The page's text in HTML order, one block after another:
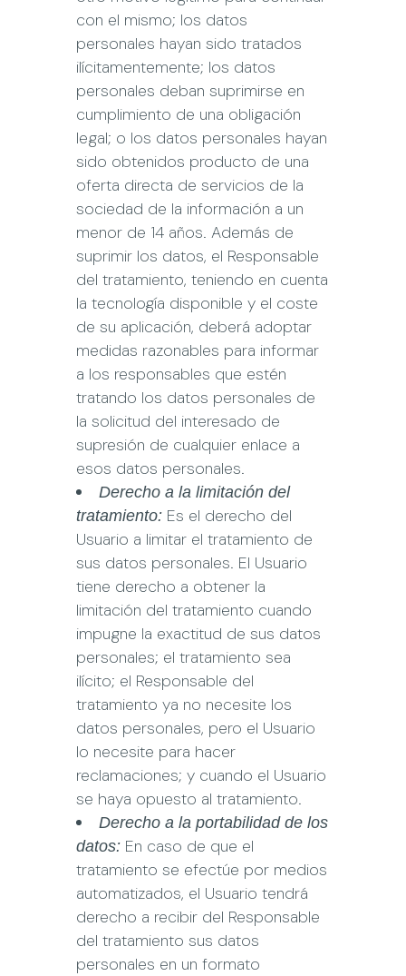
con el mismo; los datos
personales hayan sido tratados
ilícitamentemente; los datos
personales deban suprimirse en
cumplimiento de una obligación
legal; o los datos personales hayan
sido obtenidos producto de una
oferta directa de servicios de la
sociedad de la información a un
menor de 14 años. Además de
suprimir los datos, el Responsable
del tratamiento, teniendo en cuenta
la tecnología disponible y el coste
de su aplicación, deberá adoptar
medidas razonables para informar
a los responsables que estén
tratando los datos personales de
la solicitud del interesado de
supresión de cualquier enlace a
esos datos personales.
Derecho a la limitación del
tratamiento: Es el derecho del
Usuario a limitar el tratamiento de
sus datos personales. El Usuario
tiene derecho a obtener la
limitación del tratamiento cuando
impugne la exactitud de sus datos
personales; el tratamiento sea
ilícito; el Responsable del
tratamiento ya no necesite los
datos personales, pero el Usuario
lo necesite para hacer
reclamaciones; y cuando el Usuario
se haya opuesto al tratamiento.
Derecho a la portabilidad de los
datos: En caso de que el
tratamiento se efectúe por medios
automatizados, el Usuario tendrá
derecho a recibir del Responsable
del tratamiento sus datos
personales en un formato